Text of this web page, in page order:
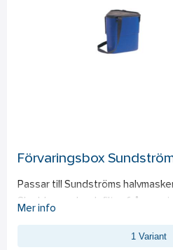
med EN 149:2001+A1:2009, (EU)
Förvaringsbox
Passar till Sundströms
Skyddar mask och filter från
Mer info
1 Variant